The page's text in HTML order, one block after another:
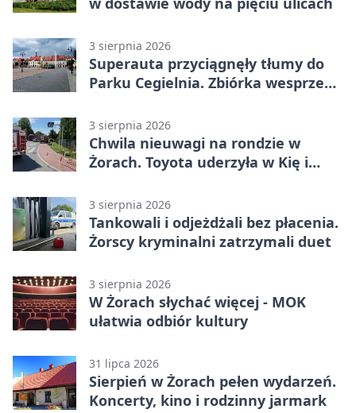
3 sierpnia 2026
Superauta przyciągnęły tłumy do
Parku Cegielnia. Zbiórka wesprze
3 sierpnia 2026
Chwila nieuwagi na rondzie w
Żorach. Toyota uderzyła w Kię i
3 sierpnia 2026
Tankowali i odjeżdżali bez płacenia.
Żorscy kryminalni zatrzymali duet
3 sierpnia 2026
W Żorach słychać więcej - MOK
ułatwia odbiór kultury
31 lipca 2026
Sierpień w Żorach pełen wydarzeń.
Koncerty, kino i rodzinny jarmark